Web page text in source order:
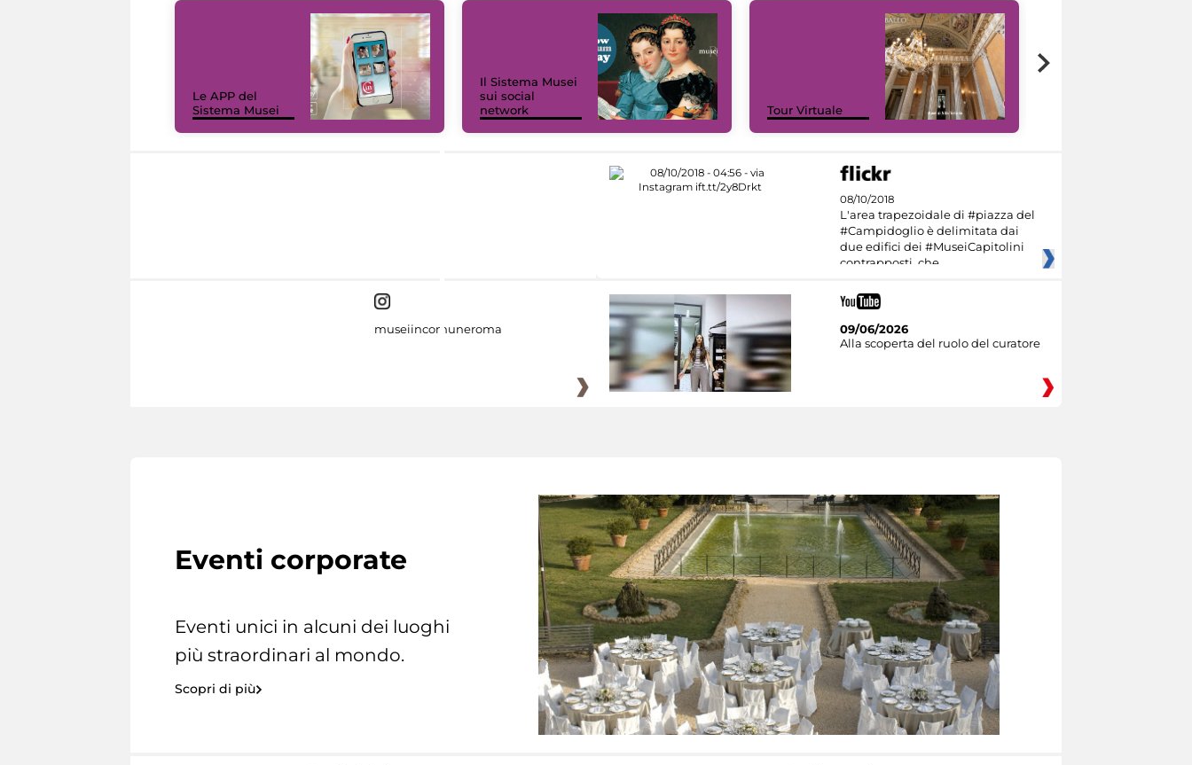
Le APP del
Sistema Musei
Il Sistema Musei
sui social
network
Tour Virtuale
08/10/2018
L'area trapezoidale di #piazza del
#Campidoglio è delimitata dai
due edifici dei #MuseiCapitolini
contrapposti, che
museiincomuneroma
09/06/2026
Alla scoperta del ruolo del curatore
Eventi corporate
Eventi unici in alcuni dei luoghi
più straordinari al mondo.
Scopri di più